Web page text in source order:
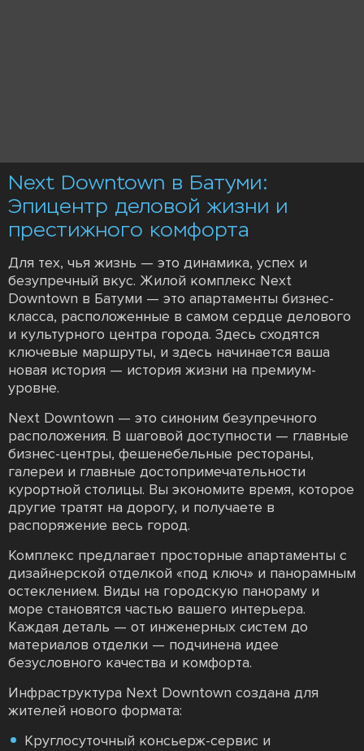
Next Downtown в Батуми:
Эпицентр деловой жизни и
престижного комфорта
Для тех, чья жизнь — это динамика, успех и
безупречный вкус. Жилой комплекс Next
Downtown в Батуми — это апартаменты бизнес-
класса, расположенные в самом сердце делового
и культурного центра города. Здесь сходятся
ключевые маршруты, и здесь начинается ваша
новая история — история жизни на премиум-
уровне.
Next Downtown — это синоним безупречного
расположения. В шаговой доступности — главные
бизнес-центры, фешенебельные рестораны,
галереи и главные достопримечательности
курортной столицы. Вы экономите время, которое
другие тратят на дорогу, и получаете в
распоряжение весь город.
Комплекс предлагает просторные апартаменты с
дизайнерской отделкой «под ключ» и панорамным
остеклением. Виды на городскую панораму и
море становятся частью вашего интерьера.
Каждая деталь — от инженерных систем до
материалов отделки — подчинена идее
безусловного качества и комфорта.
Инфраструктура Next Downtown создана для
жителей нового формата:
Круглосуточный консьерж-сервис и